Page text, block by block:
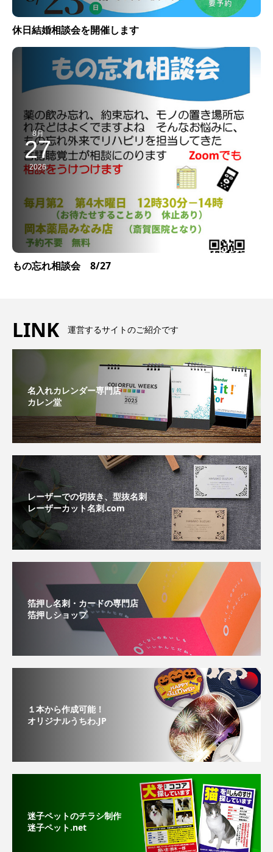
休日結婚相談会を開催します
8月
27
2026
もの忘れ相談会 8/27
LINK 運営するサイトのご紹介です
名入れカレンダー専門店
カレン堂
レーザーでの切抜き、型抜名刺
レーザーカット名刺.com
箔押し名刺・カードの専門店
箔押しショップ
１本から作成可能！
オリジナルうちわ.JP
迷子ペットのチラシ制作
迷子ペット.net